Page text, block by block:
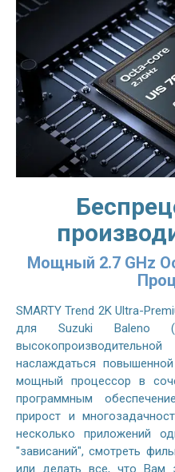
Мощный 2.7 GHz
SMARTY Trend 2K Ultra-
для Suzuki Baleno
наслаждаться
мощный процессор в
программным
прирост и
несколько приложений
"зависаний", смотреть
или делать все, что Вам